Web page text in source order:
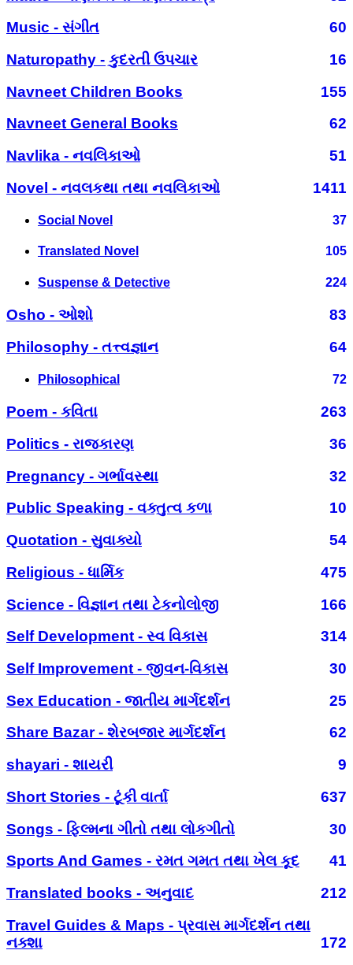
Music - સંગીત
60
Naturopathy - કુદરતી ઉપચાર
16
Navneet Children Books
155
Navneet General Books
62
Navlika - નવલિકાઓ
51
Novel - નવલકથા તથા નવલિકાઓ
1411
Social Novel 37
Translated Novel 105
Suspense & Detective 224
Osho - ઓશો
83
Philosophy - તત્ત્વજ્ઞાન
64
Philosophical 72
Poem - કવિતા
263
Politics - રાજકારણ
36
Pregnancy - ગર્ભાવસ્થા
32
Public Speaking - વક્તુત્વ કળા
10
Quotation - સુવાક્યો
54
Religious - ધાર્મિક
475
Science - વિજ્ઞાન તથા ટેકનોલોજી
166
Self Development - સ્વ વિકાસ
314
Self Improvement - જીવન-વિકાસ
30
Sex Education - જાતીય માર્ગદર્શન
25
Share Bazar - શેરબજાર માર્ગદર્શન
62
shayari - શાયરી
9
Short Stories - ટૂંકી વાર્તા
637
Songs - ફિલ્મના ગીતો તથા લોકગીતો
30
Sports And Games - રમત ગમત તથા ખેલ કૂદ
41
Translated books - અનુવાદ
212
Travel Guides & Maps - પ્રવાસ માર્ગદર્શન તથા
નક્શા
172